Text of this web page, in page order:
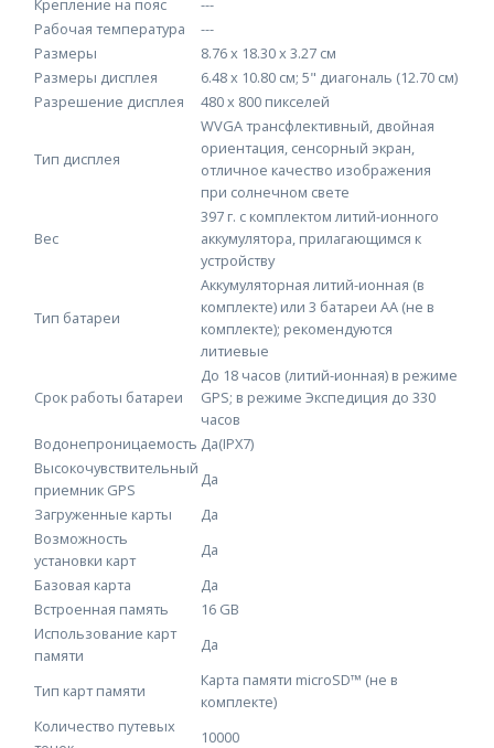
Крепление на пояс
---
Рабочая температура
---
Размеры
8.76 x 18.30 x 3.27 см
Размеры дисплея
6.48 x 10.80 см; 5" диагональ (12.70 см)
Разрешение дисплея
480 x 800 пикселей
Тип дисплея
WVGA трансфлективный, двойная
ориентация, сенсорный экран,
отличное качество изображения
при солнечном свете
Вес
397 г. с комплектом литий-ионного
аккумулятора, прилагающимся к
устройству
Тип батареи
Аккумуляторная литий-ионная (в
комплекте) или 3 батареи AA (не в
комплекте); рекомендуются
литиевые
Срок работы батареи
До 18 часов (литий-ионная) в режиме
GPS; в режиме Экспедиция до 330
часов
Водонепроницаемость Да(IPX7)
Высокочувствительный
приемник GPS
Да
Загруженные карты
Да
Возможность
установки карт
Да
Базовая карта
Да
Встроенная память
16 GB
Использование карт
памяти
Да
Тип карт памяти
Карта памяти microSD™ (не в
комплекте)
Количество путевых
10000